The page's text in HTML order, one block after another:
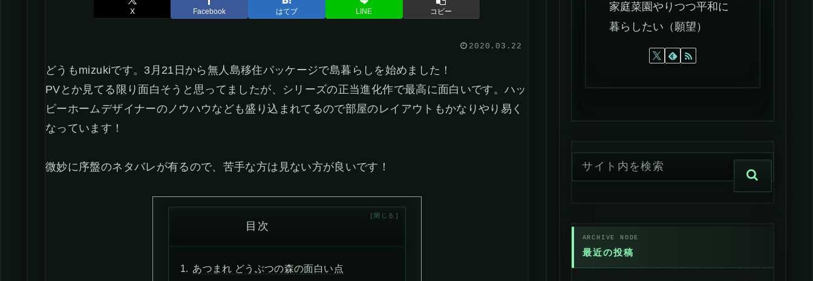
X Facebook はてブ LINE コピー
2020.03.22
どうもmizukiです。3月21日から無人島移住パッケージで島暮らしを始めました！
PVとか見てる限り面白そうと思ってましたが、シリーズの正当進化作で最高に面白いです。ハッ
ピーホームデザイナーのノウハウなども盛り込まれてるので部屋のレイアウトもかなりやり易く
なっています！
微妙に序盤のネタバレが有るので、苦手な方は見ない方が良いです！
目次
あつまれ どうぶつの森の面白い点
家庭菜園やりつつ平和に
暮らしたい（願望）
最近の投稿